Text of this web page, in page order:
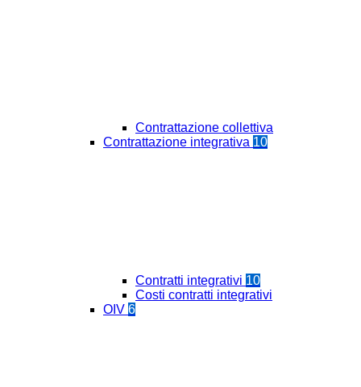
Contrattazione collettiva
Contrattazione integrativa 10
Contratti integrativi 10
Costi contratti integrativi
OIV 6